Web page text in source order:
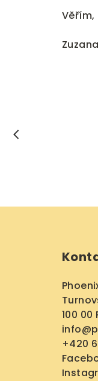
Zuzana
100 00
info@
+420